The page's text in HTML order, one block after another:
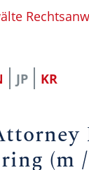
JP KR
(m